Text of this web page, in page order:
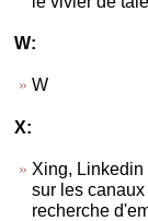
W:
W
X:
Xing, Linkedin
sur les
recherche